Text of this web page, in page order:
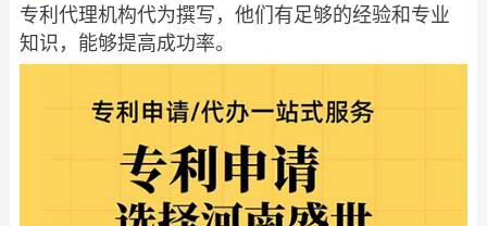
专利代理机构代为撰写，他们有足够的经验和专业
知识，能够提高成功率。